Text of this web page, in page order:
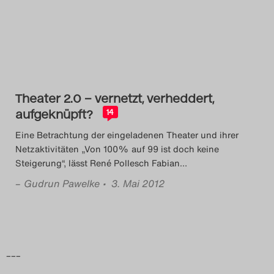
2015
Das Theatertreffen-Blog
2016
Das Theatertreffen-Blog
Theater 2.0 – vernetzt, verheddert,
aufgeknüpft?
14
Eine Betrachtung der eingeladenen Theater und ihrer
Netzaktivitäten „Von 100% auf 99 ist doch keine
Steigerung“, lässt René Pollesch Fabian…
– Gudrun Pawelke • 3. Mai 2012
–––